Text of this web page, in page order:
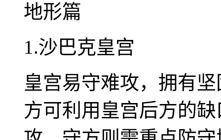
地形篇
1.沙巴克皇宫
皇宫易守难攻，拥有
方可利用皇宫后方的